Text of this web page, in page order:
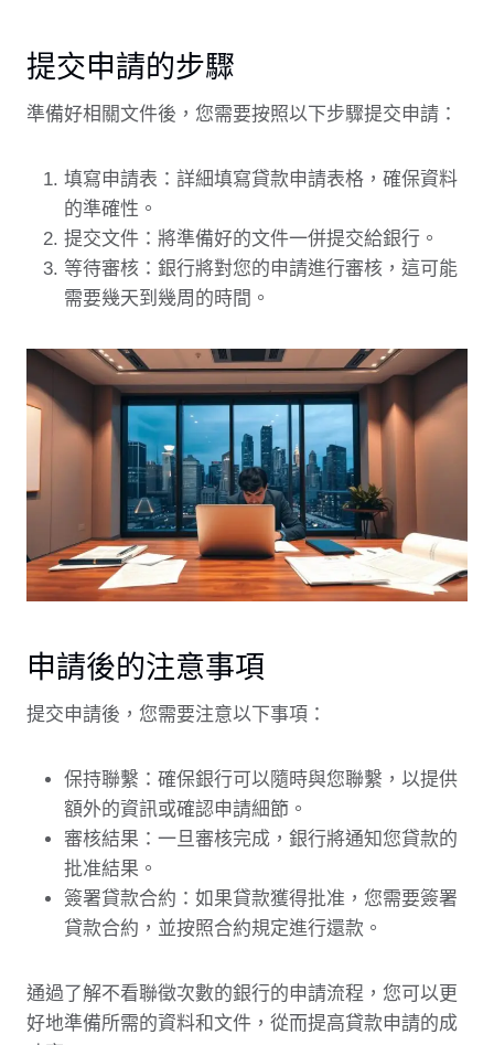
提交申請的步驟
準備好相關文件後，您需要按照以下步驟提交申請：
填寫申請表：詳細填寫貸款申請表格，確保資料
的準確性。
提交文件：將準備好的文件一併提交給銀行。
等待審核：銀行將對您的申請進行審核，這可能
需要幾天到幾周的時間。
申請後的注意事項
提交申請後，您需要注意以下事項：
保持聯繫：確保銀行可以隨時與您聯繫，以提供
額外的資訊或確認申請細節。
審核結果：一旦審核完成，銀行將通知您貸款的
批准結果。
簽署貸款合約：如果貸款獲得批准，您需要簽署
貸款合約，並按照合約規定進行還款。
通過了解不看聯徵次數的銀行的申請流程，您可以更
好地準備所需的資料和文件，從而提高貸款申請的成